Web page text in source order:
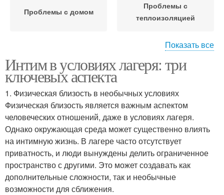
Проблемы с домом
Проблемы с
теплоизоляцией
влажностью
прочностью
Основные ошибки
Показать все
Интим в условиях лагеря: три
ключевых аспекта
1. Физическая близость в необычных условиях
Физическая близость является важным аспектом
человеческих отношений, даже в условиях лагеря.
Однако окружающая среда может существенно влиять
на интимную жизнь. В лагере часто отсутствует
приватность, и люди вынуждены делить ограниченное
пространство с другими. Это может создавать как
дополнительные сложности, так и необычные
возможности для сближения.